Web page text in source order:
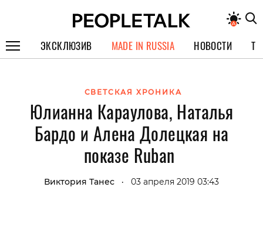
ЭКСКЛЮЗИВ
СПЕЦПРОЕКТЫ
ИНТЕРВЬЮ
ПОКОЛЕНИЕ
MADE IN RUSSIA НОВОСТИ
СВЕТСКАЯ ХРОНИКА
Юлианна Караулова, Наталья
Бардо и Алена Долецкая на
показе Ruban
Виктория Танес • 03 апреля 2019 03:43